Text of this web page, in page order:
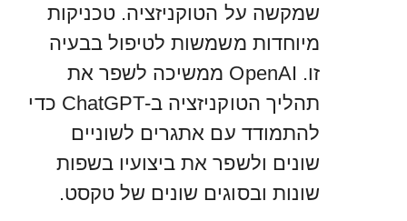
שמקשה על הטוקניזציה. טכניקות
מיוחדות משמשות לטיפול בבעיה
זו. OpenAI ממשיכה לשפר את
תהליך הטוקניזציה ב-ChatGPT כדי
להתמודד עם אתגרים לשוניים
שונים ולשפר את ביצועיו בשפות
שונות ובסוגים שונים של טקסט.